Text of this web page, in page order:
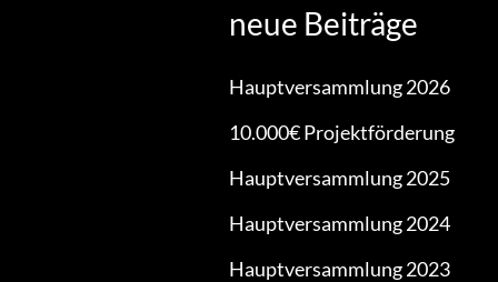
neue Beiträge
Hauptversammlung 2026
10.000€ Projektförderung
Hauptversammlung 2025
Hauptversammlung 2024
Hauptversammlung 2023